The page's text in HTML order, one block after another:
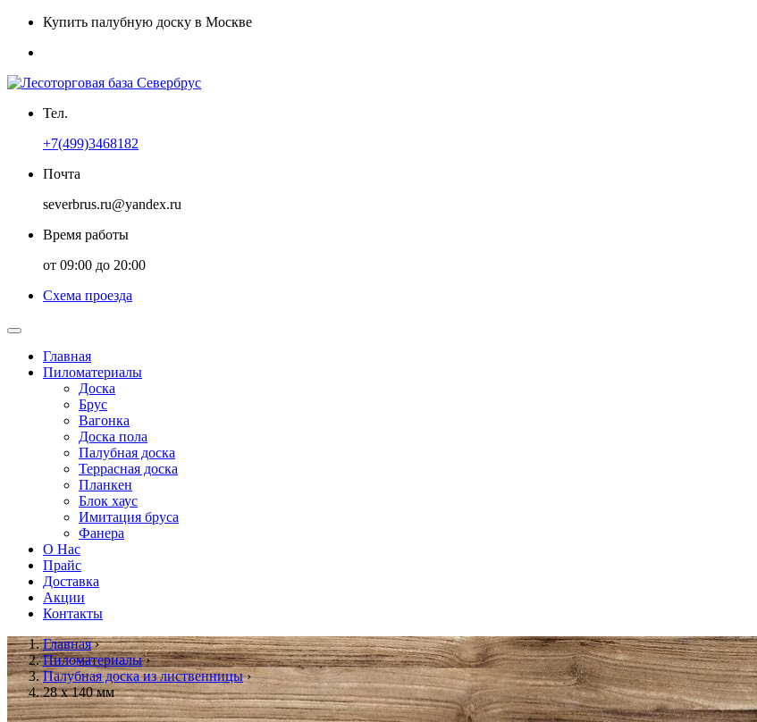
Купить палубную доску в Москве
Тел.
+7(499)3468182
Почта
severbrus.ru@yandex.ru
Время работы
от 09:00 до 20:00
Схема проезда
Главная
Пиломатериалы
Доска
Брус
Вагонка
Доска пола
Палубная доска
Террасная доска
Планкен
Блок хаус
Имитация бруса
Фанера
О Нас
Прайс
Доставка
Акции
Контакты
Главная›
Пиломатериалы›
Палубная доска из лиственницы›
28 х 140 мм